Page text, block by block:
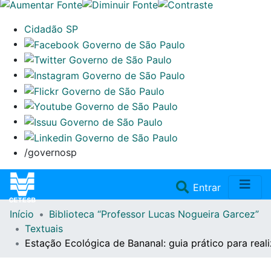
Cidadão SP
/governosp
Entrar(current)
Home
Início
Biblioteca “Professor Lucas Nogueira Garcez”
Textuais
Estação Ecológica de Bananal: guia prático para